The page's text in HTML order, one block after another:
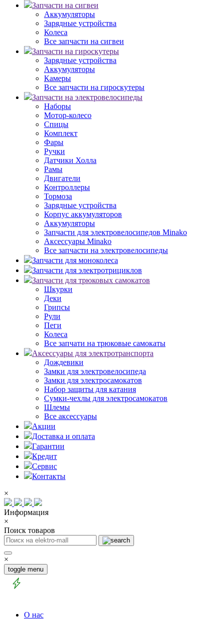
Запчасти на сигвеи
Аккумуляторы
Зарядные устройства
Колеса
Все запчасти на сигвеи
Запчасти на гироскутеры
Зарядные устройства
Аккумуляторы
Камеры
Все запчасти на гироскутеры
Запчасти на электровелосипеды
Наборы
Мотор-колесо
Спицы
Комплект
Фары
Ручки
Датчики Холла
Рамы
Двигатели
Контроллеры
Тормоза
Зарядные устройства
Корпус аккумуляторов
Аккумуляторы
Запчасти для электровелосипедов Minako
Аксессуары Minako
Все запчасти на электровелосипеды
Запчасти для моноколеса
Запчасти для электротрициклов
Запчасти для трюковых самокатов
Шкурки
Деки
Грипсы
Рули
Пеги
Колеса
Все запчати на трюковые самокаты
Аксессуары для электротранспорта
Дождевики
Замки для электровелосипеда
Замки для электросамокатов
Набор защиты для катания
Сумки-чехлы для электросамокатов
Шлемы
Все аксессуары
Акции
Доставка и оплата
Гарантии
Кредит
Сервис
Контакты
×
Информация
×
Поиск товаров
×
toggle menu
О нас